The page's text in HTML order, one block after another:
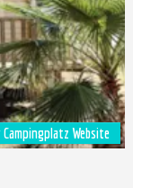
Campingplatz Website